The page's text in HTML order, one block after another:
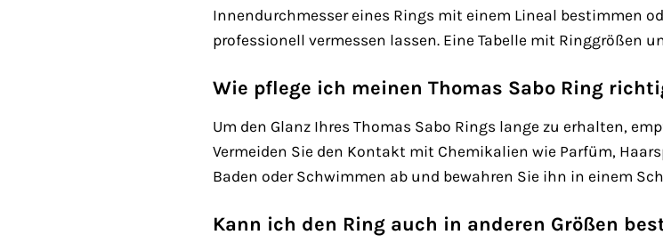
Innendurchmesser eines Rings mit einem Lineal bestimmen
professionell vermessen lassen. Eine Tabelle mit Ringgrößen
Wie pflege ich meinen Thomas Sabo Ring
Um den Glanz Ihres Thomas Sabo Rings lange zu erhalten,
Vermeiden Sie den Kontakt mit Chemikalien wie Parfüm,
Baden oder Schwimmen ab und bewahren Sie ihn in einem
Kann ich den Ring auch in anderen Größen